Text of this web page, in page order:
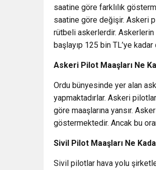
saatine göre farklılık
saatine göre değişir. Askeri
rütbeli askerlerdir. Askerlerin
başlayıp 125 bin TL’ye
Askeri Pilot Maaşları Ne
Ordu bünyesinde yer alan
yapmaktadırlar. Askeri
göre maaşlarına yansır.
göstermektedir. Ancak bu
Sivil Pilot Maaşları Ne
Sivil pilotlar hava yolu